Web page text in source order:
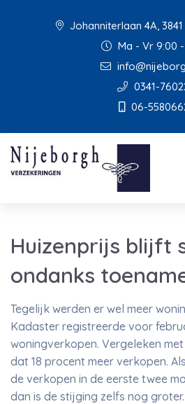
Johanniterlaan 4A,
Ma - Vr 9:00 -
0341-
06-
Huizenprijs blijft
ondanks
Tegelijk werden er wel meer
Kadaster registreerde voor
woningverkopen. Vergeleken
dat 18 procent meer verkopen.
de verkopen in de eerste twee
dan is de stijging zelfs nog